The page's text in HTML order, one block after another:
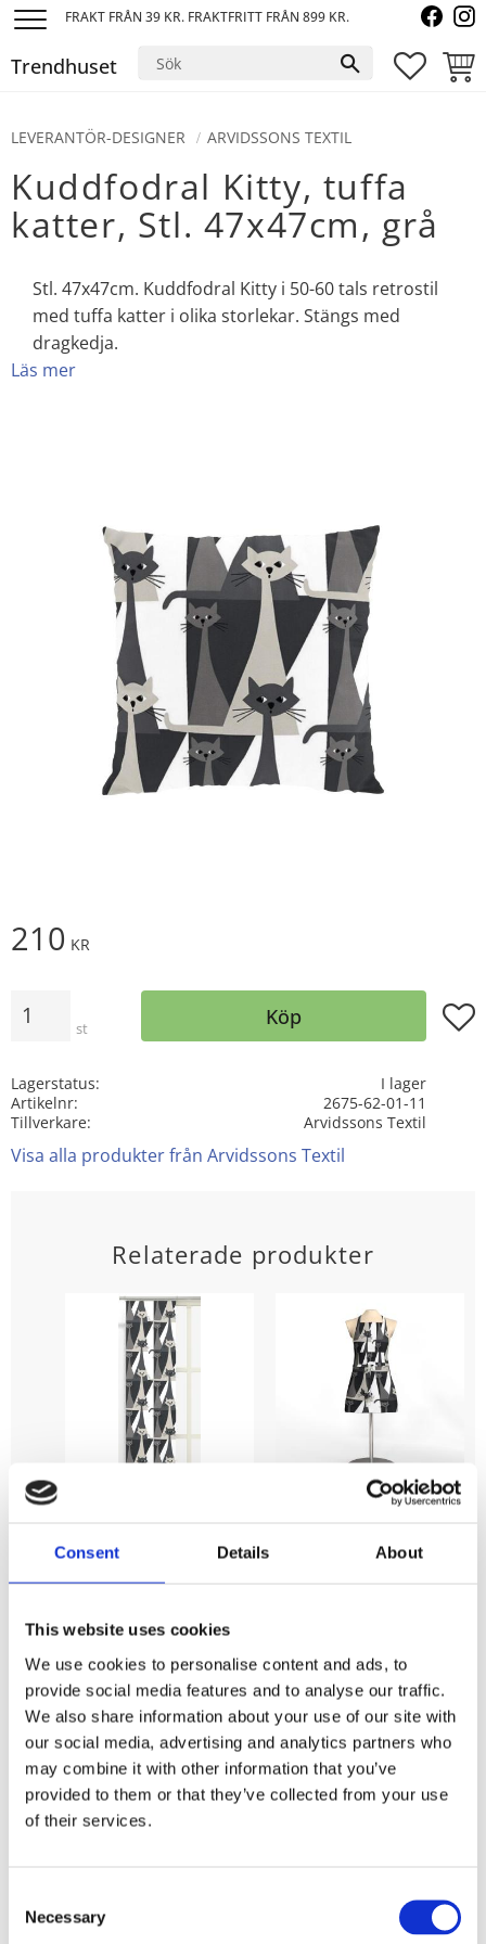
Consent Details About
This website uses cookies
We use cookies to personalise content and ads, to
provide social media features and to analyse our traffic.
We also share information about your use of our site with
our social media, advertising and analytics partners who
may combine it with other information that you’ve
provided to them or that they’ve collected from your use
of their services.
Selection
Necessary
FRAKT FRÅN 39 KR. FRAKTFRITT FRÅN 899 KR.
Trendhuset
LEVERANTÖR-DESIGNER ARVIDSSONS TEXTIL
Kuddfodral Kitty, tuffa
katter, Stl. 47x47cm, grå
Stl. 47x47cm. Kuddfodral Kitty i 50-60 tals retrostil
med tuffa katter i olika storlekar. Stängs med
dragkedja.
Läs mer
210 KR
st Köp
Lagerstatus
I lager
Artikelnr
2675-62-01-11
Tillverkare
Arvidssons Textil
Visa alla produkter från Arvidssons Textil
Relaterade produkter
katter, Stl. 2st
43x240cm, grå
50-60 tals retrostil
olika storlekar.
Upphägning kanal.
Overlock nedtill
475
Lägg till i favoriter
KÖP
Förkläde Kitty,
65x85cm, grå
Design Björk-Forth
KÖP
Mönstret Kitty finns i flera produkter följ
KITTY